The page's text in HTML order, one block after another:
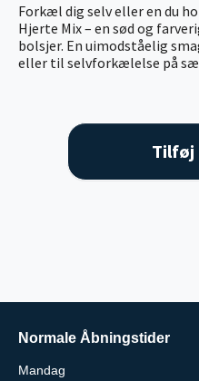
Forkæl dig selv eller en du
Hjerte Mix – en sød og
bolsjer. En uimodståelig
eller til selvforkælelse på
Tilføj
Normale Åbningstider
Mandag